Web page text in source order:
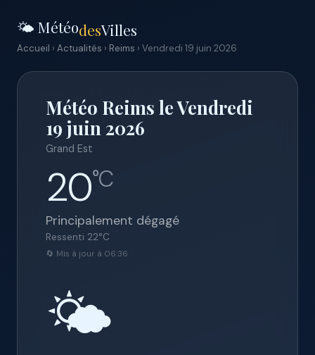
🌤️ MétéodesVilles
Accueil › Actualités › Reims › Vendredi 19 juin 2026
Météo Reims le Vendredi
19 juin 2026
Grand Est
20°C
Principalement dégagé
Ressenti 22°C
🔄 Mis à jour à 06:36
🌤️